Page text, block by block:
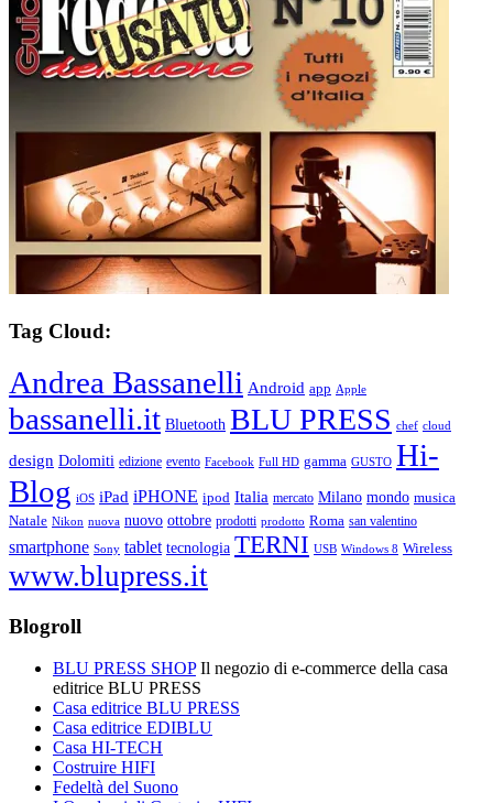
Tag Cloud:
Andrea Bassanelli Android app Apple
bassanelli.it Bluetooth BLU PRESS chef cloud
design Dolomiti edizione evento Facebook Full HD gamma GUSTO Hi-
Blog iOS iPad iPHONE ipod Italia mercato Milano mondo musica
Natale Nikon nuova nuovo ottobre prodotti prodotto Roma san valentino
smartphone Sony tablet tecnologia TERNI USB Windows 8 Wireless
www.blupress.it
Blogroll
BLU PRESS SHOPIl negozio di e-commerce della casa
editrice BLU PRESS
Casa editrice BLU PRESS
Casa editrice EDIBLU
Casa HI-TECH
Costruire HIFI
Fedeltà del Suono